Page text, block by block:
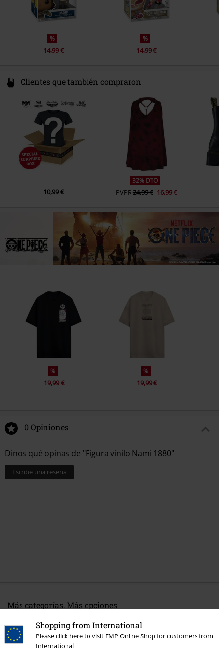
Shopping from International
Please click here to visit EMP Online Shop for customers from
International
%
14,99 €
%
14,99 €
Clientes que también compraron
10,99 €
32% DTO
PVPR24,99 € 16,99 €
%
19,99 €
%
19,99 €
0 Opiniones
Dinos qué opinas de "Figura vinilo Nami 1880".
Escribe una reseña
Más categorías. Más opciones
Películas & TV Figuras
Películas & TV Películas & TV Series TV Figures